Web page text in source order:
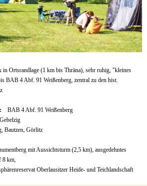
in Ortsrandlage (1 km bis Thräna), sehr ruhig, "kleines
BAB 4 Abf. 91 Weißenberg, zentral zu den hist.
BAB 4 Abf. 91 Weißenberg
Bautzen, Görlitz
mit Aussichtsturm (2,5 km), ausgedehntes
8 km,
Oberlausitzer Heide- und Teichlandschaft